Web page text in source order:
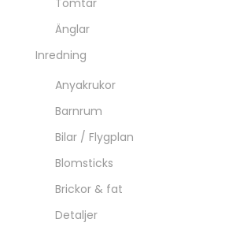
Tomtar
Änglar
Inredning
Anyakrukor
Barnrum
Bilar / Flygplan
Blomsticks
Brickor & fat
Detaljer